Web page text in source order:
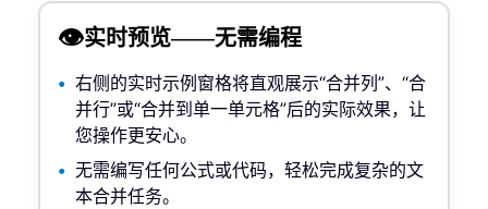
👁️实时预览——无需编程
右侧的实时示例窗格将直观展示“合并列”、“合
并行”或“合并到单一单元格”后的实际效果，让
您操作更安心。
无需编写任何公式或代码，轻松完成复杂的文
本合并任务。